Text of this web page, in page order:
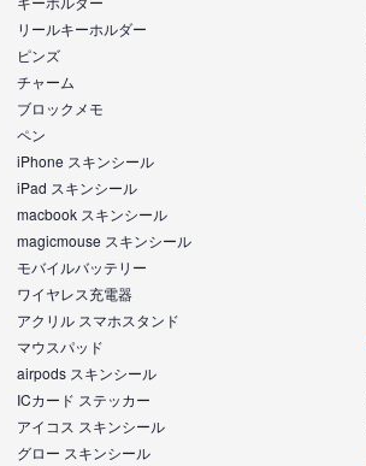
リールキーホルダー
ピンズ
チャーム
ブロックメモ
ペン
iPhone スキンシール
iPad スキンシール
macbook スキンシール
magicmouse スキンシール
モバイルバッテリー
ワイヤレス充電器
アクリル スマホスタンド
マウスパッド
airpods スキンシール
ICカード ステッカー
アイコス スキンシール
グロー スキンシール